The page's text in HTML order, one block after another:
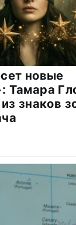
новые
Тамара
знаков